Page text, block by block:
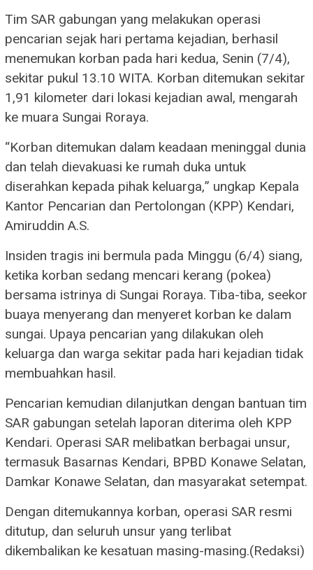
Tim SAR gabungan yang melakukan operasi
pencarian sejak hari pertama kejadian, berhasil
menemukan korban pada hari kedua, Senin (7/4),
sekitar pukul 13.10 WITA. Korban ditemukan sekitar
1,91 kilometer dari lokasi kejadian awal, mengarah
ke muara Sungai Roraya.
“Korban ditemukan dalam keadaan meninggal dunia
dan telah dievakuasi ke rumah duka untuk
diserahkan kepada pihak keluarga,” ungkap Kepala
Kantor Pencarian dan Pertolongan (KPP) Kendari,
Amiruddin A.S.
Insiden tragis ini bermula pada Minggu (6/4) siang,
ketika korban sedang mencari kerang (pokea)
bersama istrinya di Sungai Roraya. Tiba-tiba, seekor
buaya menyerang dan menyeret korban ke dalam
sungai. Upaya pencarian yang dilakukan oleh
keluarga dan warga sekitar pada hari kejadian tidak
membuahkan hasil.
Pencarian kemudian dilanjutkan dengan bantuan tim
SAR gabungan setelah laporan diterima oleh KPP
Kendari. Operasi SAR melibatkan berbagai unsur,
termasuk Basarnas Kendari, BPBD Konawe Selatan,
Damkar Konawe Selatan, dan masyarakat setempat.
Dengan ditemukannya korban, operasi SAR resmi
ditutup, dan seluruh unsur yang terlibat
dikembalikan ke kesatuan masing-masing.(Redaksi)